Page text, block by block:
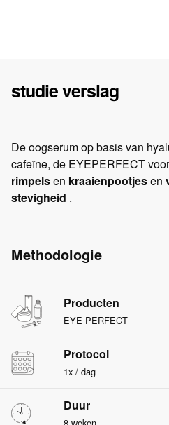
studie verslag
De oogserum op basis van
cafeïne, de EYEPERFECT
rimpelsen kraaienpootjesen
stevigheid .
Methodologie
Producten
EYE PERFECT
Protocol
1x / dag
Duur